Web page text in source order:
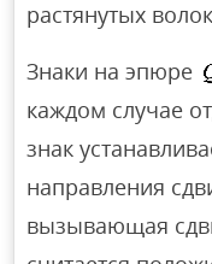
растянутых
Знаки на эпюре
каждом случае
знак
направления
вызывающая